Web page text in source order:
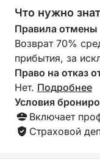
просто
аутентичный
прибрежных
Готовы к
и отправляйтесь
воспоминаниям.
Что нужно
Правила отмены
Возврат 70%
прибытия, за
Право на отказ
Нет. Подробнее
Условия
Включает
Страховой